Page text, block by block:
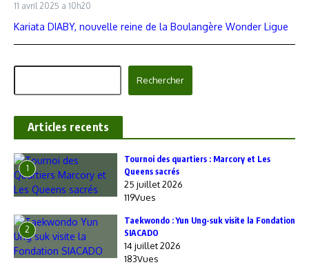
11 avril 2025 a 10h20
Kariata DIABY, nouvelle reine de la Boulangère Wonder Ligue
Rechercher
Articles recents
1
‎Tournoi des quartiers : Marcory et Les
Queens sacrés
25 juillet 2026
119Vues
2
Taekwondo : Yun Ung-suk visite la Fondation
SIACADO
14 juillet 2026
183Vues